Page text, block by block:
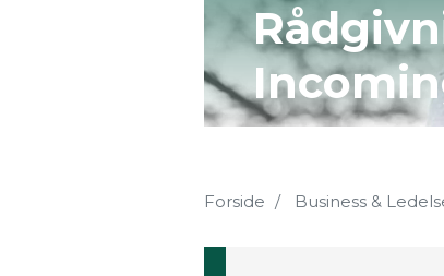
Forside Business &